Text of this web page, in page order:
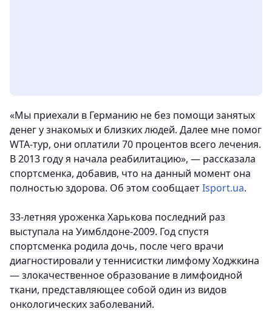
«Мы приехали в Германию не без помощи занятых
денег у знакомых и близких людей. Далее мне помог
WTA-тур, они оплатили 70 процентов всего лечения.
В 2013 году я начала реабилитацию», — рассказала
спортсменка, добавив, что на данный момент она
полностью здорова. Об этом сообщаетIsport.ua.
33-летняя уроженка Харькова последний раз
выступала на Уимблдоне-2009. Год спустя
спортсменка родила дочь, после чего врачи
диагностировали у теннисистки лимфому Ходжкина
— злокачественное образование в лимфоидной
ткани, представляющее собой один из видов
онкологических заболеваний.